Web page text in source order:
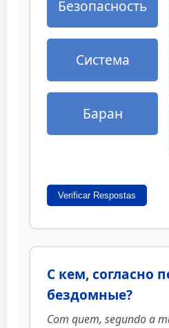
Безопасность
Система
Баран
Verificar Respostas
С кем, согласно
бездомные?
Com quem, segundo a